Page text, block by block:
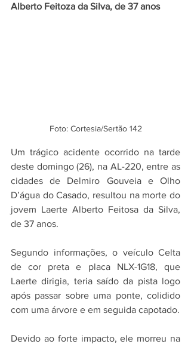
Alberto Feitoza da Silva, de 37 anos
Foto: Cortesia/Sertão 142
Um trágico acidente ocorrido na tarde
deste domingo (26), na AL-220, entre as
cidades de Delmiro Gouveia e Olho
D’água do Casado, resultou na morte do
jovem Laerte Alberto Feitosa da Silva,
de 37 anos.
Segundo informações, o veículo Celta
de cor preta e placa NLX-1G18, que
Laerte dirigia, teria saído da pista logo
após passar sobre uma ponte, colidido
Devido ao forte impacto, ele morreu na